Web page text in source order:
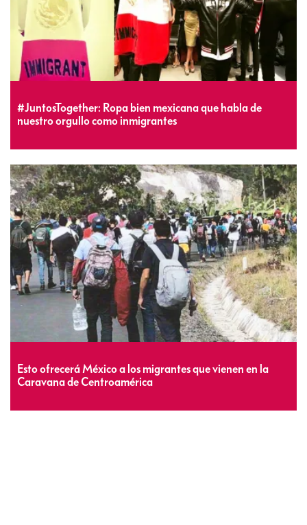
#JuntosTogether: Ropa bien mexicana que habla de
nuestro orgullo como inmigrantes
Esto ofrecerá México a los migrantes que vienen en la
Caravana de Centroamérica